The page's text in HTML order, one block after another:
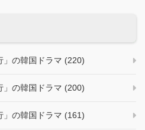
」の韓国ドラマ (220)
」の韓国ドラマ (200)
」の韓国ドラマ (161)